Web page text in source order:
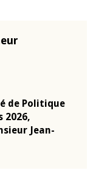
de Politique
2026,
Jean-